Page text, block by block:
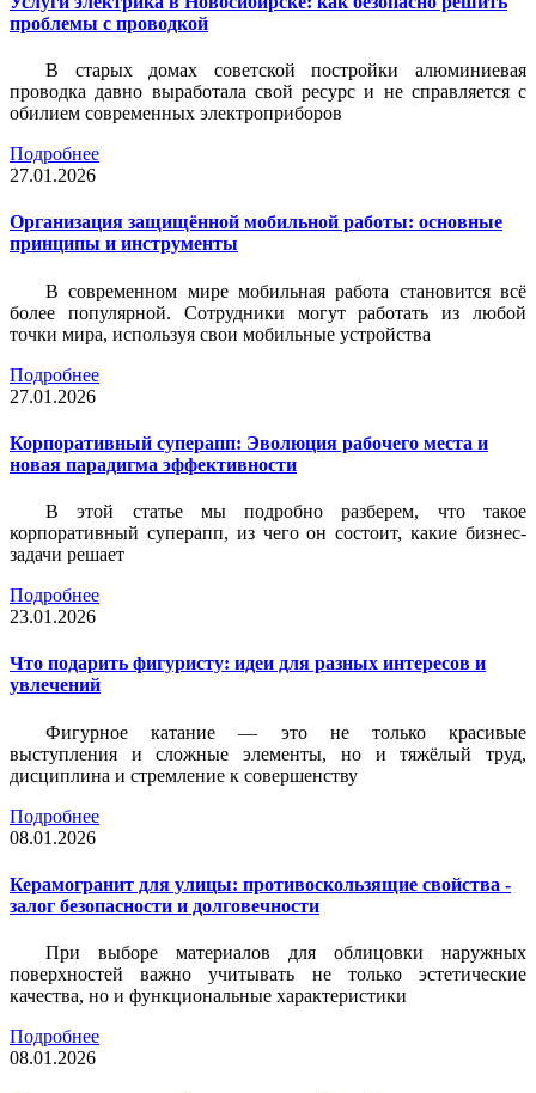
проблемы с проводкой
В старых домах советской постройки алюминиевая
проводка давно выработала свой ресурс и не справляется с
обилием современных электроприборов
Подробнее
27.01.2026
Организация защищённой мобильной работы: основные
принципы и инструменты
В современном мире мобильная работа становится всё
более популярной. Сотрудники могут работать из любой
точки мира, используя свои мобильные устройства
Подробнее
27.01.2026
Корпоративный суперапп: Эволюция рабочего места и
новая парадигма эффективности
В этой статье мы подробно разберем, что такое
корпоративный суперапп, из чего он состоит, какие бизнес-
задачи решает
Подробнее
23.01.2026
Что подарить фигуристу: идеи для разных интересов и
увлечений
Фигурное катание — это не только красивые
выступления и сложные элементы, но и тяжёлый труд,
дисциплина и стремление к совершенству
Подробнее
08.01.2026
Керамогранит для улицы: противоскользящие свойства -
залог безопасности и долговечности
При выборе материалов для облицовки наружных
поверхностей важно учитывать не только эстетические
качества, но и функциональные характеристики
Подробнее
08.01.2026